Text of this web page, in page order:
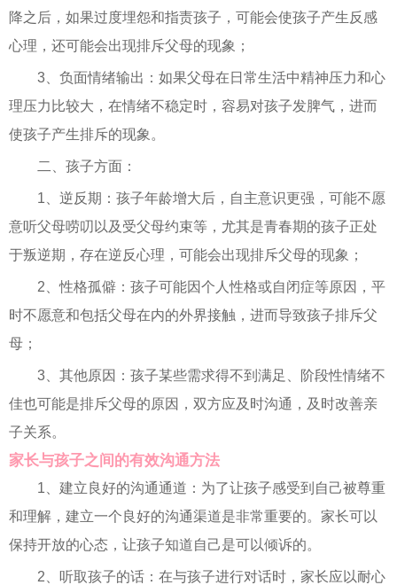
降之后，如果过度埋怨和指责孩子，可能会使孩子产生反感
心理，还可能会出现排斥父母的现象；
3、负面情绪输出：如果父母在日常生活中精神压力和心
理压力比较大，在情绪不稳定时，容易对孩子发脾气，进而
使孩子产生排斥的现象。
二、孩子方面：
1、逆反期：孩子年龄增大后，自主意识更强，可能不愿
意听父母唠叨以及受父母约束等，尤其是青春期的孩子正处
于叛逆期，存在逆反心理，可能会出现排斥父母的现象；
2、性格孤僻：孩子可能因个人性格或自闭症等原因，平
时不愿意和包括父母在内的外界接触，进而导致孩子排斥父
母；
3、其他原因：孩子某些需求得不到满足、阶段性情绪不
佳也可能是排斥父母的原因，双方应及时沟通，及时改善亲
子关系。
家长与孩子之间的有效沟通方法
1、建立良好的沟通通道：为了让孩子感受到自己被尊重
和理解，建立一个良好的沟通渠道是非常重要的。家长可以
保持开放的心态，让孩子知道自己是可以倾诉的。
2、听取孩子的话：在与孩子进行对话时，家长应以耐心